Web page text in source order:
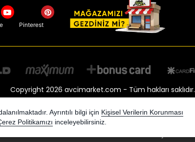
Pinterest
Copyright 2026 avcimarket.com - Tüm hakları saklıdır.
Ayrıntılı bilgi için Kişisel Verilerin Korunması
Politikamızı inceleyebilirsiniz.